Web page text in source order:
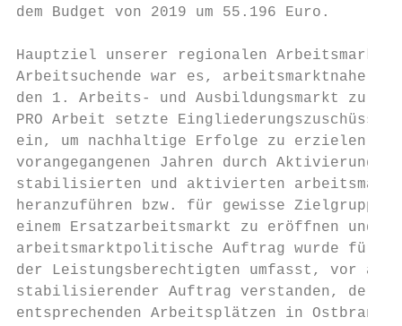
dem Budget von 2019 um 55.196 Euro.
Hauptziel unserer regionalen
Arbeitsuchende war es, arbeitsmarktnahe
den 1. Arbeits- und Ausbildungsmarkt zu
PRO Arbeit setzte Eingliederungszuschüsse
ein, um nachhaltige Erfolge zu erzielen.
vorangegangenen Jahren durch
stabilisierten und aktivierten
heranzuführen bzw. für gewisse
einem Ersatzarbeitsmarkt zu eröffnen und
arbeitsmarktpolitische Auftrag wurde für
der Leistungsberechtigten umfasst, vor
stabilisierender Auftrag verstanden, der
entsprechenden Arbeitsplätzen in